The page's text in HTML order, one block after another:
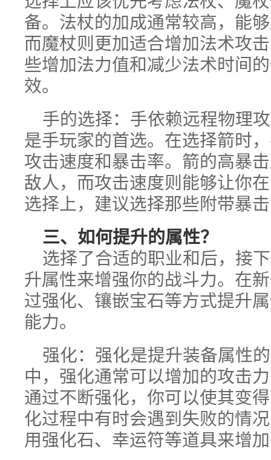
备。法杖的加成通常较高，能
而魔杖则更加适合增加法术攻
些增加法力值和减少法术时间
效。
手的选择：手依赖远程物理
是手玩家的首选。在选择箭时
攻击速度和暴击率。箭的高暴
敌人，而攻击速度则能够让你
选择上，建议选择那些附带暴
三、如何提升的属性？
选择了合适的职业和后，接
升属性来增强你的战斗力。在
过强化、镶嵌宝石等方式提升
能力。
强化：强化是提升装备属性
中，强化通常可以增加的攻击
通过不断强化，你可以使其变
化过程中有时会遇到失败的情
用强化石、幸运符等道具来增